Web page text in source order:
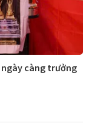
ngày càng trưởng